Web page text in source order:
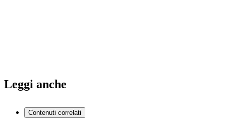
Leggi anche
Contenuti correlati